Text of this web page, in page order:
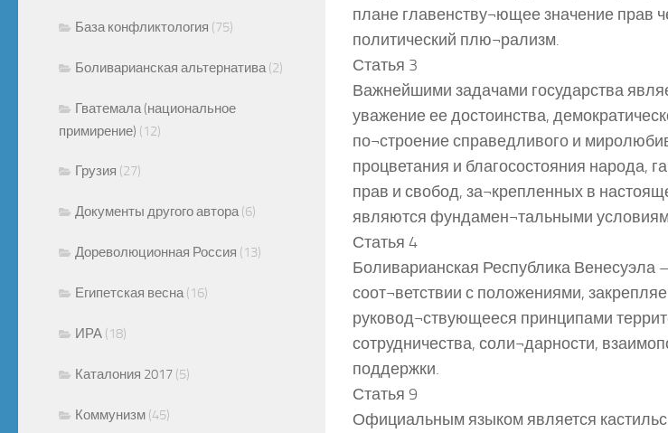
плане главенству¬ющее значение прав
политический плю¬рализм.
Статья 3
Важнейшими задачами государства
уважение ее достоинства,
по¬строение справедливого и
процветания и благосостояния народа,
прав и свобод, за¬крепленных в
являются фундамен¬тальными
Статья 4
Боливарианская Республика Венесуэла
соот¬ветствии с положениями,
руковод¬ствующееся принципами
сотрудничества, соли¬дарности,
поддержки.
Статья 9
Официальным языком является
База конфликтология (75)
Боливарианская альтернатива (2)
Гватемала (национальное
примирение) (12)
Грузия (27)
Документы другого автора (6)
Дореволюционная Россия (13)
Египетская весна (16)
ИРА (18)
Каталония 2017 (5)
Коммунизм (45)